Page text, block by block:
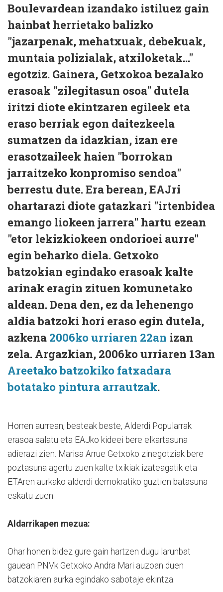
Boulevardean izandako istiluez gain
hainbat herrietako balizko
"jazarpenak, mehatxuak, debekuak,
muntaia polizialak, atxiloketak..."
egotziz. Gainera, Getxokoa bezalako
erasoak "zilegitasun osoa" dutela
iritzi diote ekintzaren egileek eta
eraso berriak egon daitezkeela
sumatzen da idazkian, izan ere
erasotzaileek haien "borrokan
jarraitzeko konpromiso sendoa"
berrestu dute. Era berean, EAJri
ohartarazi diote gatazkari "irtenbidea
emango liokeen jarrera" hartu ezean
"etor lekizkiokeen ondorioei aurre"
egin beharko diela. Getxoko
batzokian egindako erasoak kalte
arinak eragin zituen komunetako
aldean. Dena den, ez da lehenengo
aldia batzoki hori eraso egin dutela,
azkena 2006ko urriaren 22an izan
zela. Argazkian, 2006ko urriaren 13an
Areetako batzokiko fatxadara
botatako pintura arrautzak.
Horren aurrean, besteak beste, Alderdi Popularrak
erasoa salatu eta EAJko kideei bere elkartasuna
adierazi zien. Marisa Arrue Getxoko zinegotziak bere
poztasuna agertu zuen kalte txikiak izateagatik eta
ETAren aurkako alderdi demokratiko guztien batasuna
eskatu zuen.
Aldarrikapen mezua:
Ohar honen bidez gure gain hartzen dugu larunbat
gauean PNVk Getxoko Andra Mari auzoan duen
batzokiaren aurka egindako sabotaje ekintza.